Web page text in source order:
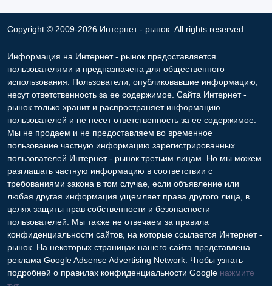
Copyright © 2009-2026 Интернет - рынок. All rights reserved.
Информация на Интернет - рынок предоставляется
пользователями и предназначена для общественного
использования. Пользователи, опубликовавшие информацию,
несут ответственность за ее содержимое. Сайта Интернет -
рынок только хранит и распространяет информацию
пользователей и не несет ответственность за ее содержимое.
Мы не продаем и не предоставляем во временное
пользование частную информацию зарегистрированных
пользователей Интернет - рынок третьим лицам. Но мы можем
разглашать частную информацию в соответствии с
требованиями закона в том случае, если объявление или
любая другая информация ущемляет права другого лица, в
целях защиты прав собственности и безопасности
пользователей. Мы также не отвечаем за правила
конфиденциальности сайтов, на которые ссылается Интернет -
рынок. На некоторых страницах нашего сайта представлена
реклама Google Adsense Advertising Network. Чтобы узнать
подробней о правилах конфиденциальности Google нажмите